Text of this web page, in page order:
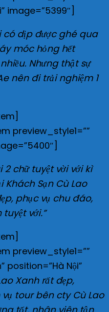
image=”5399″]
có dịp được ghé qua
móc hỏng hết
Nhưng thật sự
nên đi trải nghiệm 1
preview_style1=””
chữ tuyệt vời với kì
Sạn Cù Lao
phục vụ chu đáo,
với.”
preview_style1=””
position=”Hà Nội”
Xanh rất đẹp,
tour bên cty Cù Lao